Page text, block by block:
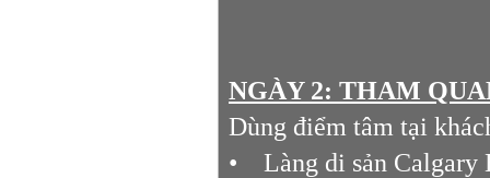
NGÀY 2: THAM
Dùng điểm tâm tại
• Làng di sản Calgary